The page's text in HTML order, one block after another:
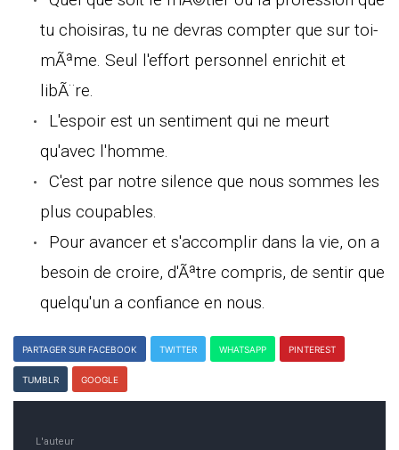
tu choisiras, tu ne devras compter que sur toi-
mÃªme. Seul l'effort personnel enrichit et
libÃ¨re.
L'espoir est un sentiment qui ne meurt
qu'avec l'homme.
C'est par notre silence que nous sommes les
plus coupables.
Pour avancer et s'accomplir dans la vie, on a
besoin de croire, d'Ãªtre compris, de sentir que
quelqu'un a confiance en nous.
PARTAGER SUR FACEBOOK TWITTER WHATSAPP PINTEREST
TUMBLR GOOGLE
L'auteur